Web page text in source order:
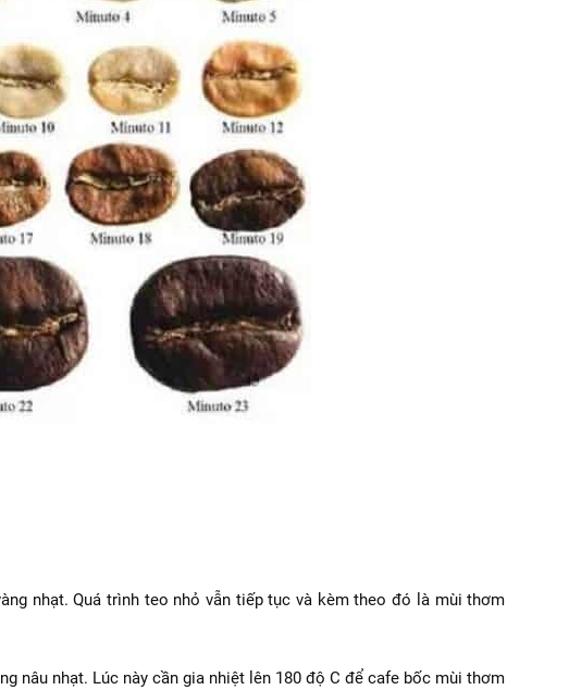
nhạt. Quá trình teo nhỏ vẫn tiếp tục và kèm theo đó là mùi thơm
nâu nhạt. Lúc này cần gia nhiệt lên 180 độ C để cafe bốc mùi thơm